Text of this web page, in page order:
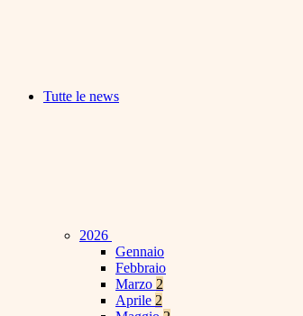
Tutte le news
2026
Gennaio
Febbraio
Marzo 2
Aprile 2